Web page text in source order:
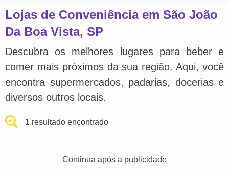
Lojas de Conveniência em São João
Da Boa Vista, SP
Descubra os melhores lugares para beber e
comer mais próximos da sua região. Aqui, você
encontra supermercados, padarias, docerias e
diversos outros locais.
1 resultado encontrado
Continua após a publicidade